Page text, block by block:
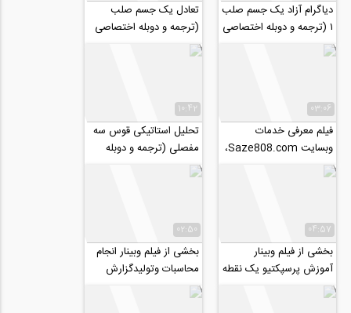
دیاگرام آزاد یک جسم صلب
۱ (ترجمه و دوبله اختصاصی
موسسه ۸۰۸)
تعادل یک جسم صلب
(ترجمه و دوبله اختصاصی
موسسه ۸۰۸)
03:06
فیلم معرفی خدمات
وبسایت Saze808.com،
راهنمای نیازمندی های
صنعت ساختمان
10:42
تحلیل استاتیکی قوس سه
مفصلی (ترجمه و دوبله
اختصاصی موسسه ۸۰۸)
04:57
بخشی از فیلم وبینار
آموزش پرسپکتیو یک نقطه
ای به همراه راندو با تکنیک
لکه گذاری
02:50
بخشی از فیلم وبینار انجام
محاسبات وتولیدگزارش
های آزمایشات ژئوتکنیکی
به کمک نرم...